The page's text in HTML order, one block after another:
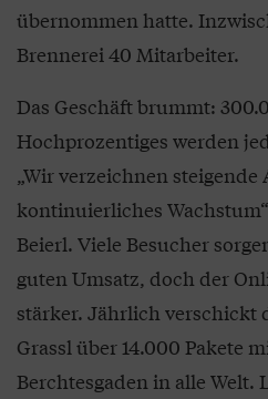
übernommen hatte.
Brennerei 40 Mitarbeiter.
Das Geschäft brummt:
Hochprozentiges werden
„Wir verzeichnen
kontinuierliches
Beierl. Viele Besucher
guten Umsatz, doch der
stärker. Jährlich verschickt
Grassl über 14.000 Pakete
Berchtesgaden in alle Welt.